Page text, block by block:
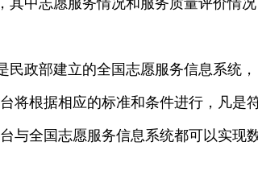
其中志愿服务情况和服务质量评价情况
政部建立的全国志愿服务信息系统，
将根据相应的标准和条件进行，凡是
与全国志愿服务信息系统都可以实现